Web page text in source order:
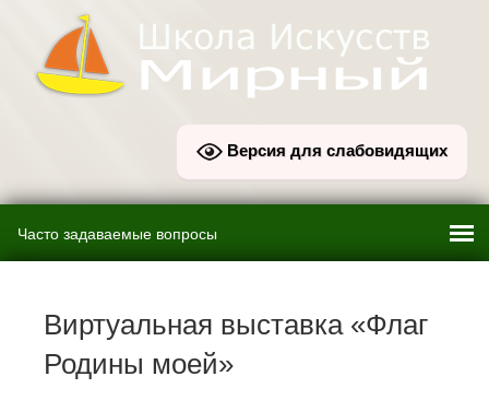
Версия для слабовидящих
Виртуальная выставка «Флаг
Родины моей»